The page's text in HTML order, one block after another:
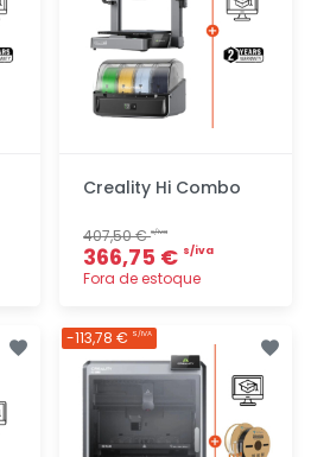
Creality Hi Combo
407,50 €s/iva
366,75 € s/iva
Fora de estoque
rapidamente
-113,78 € S/IVA